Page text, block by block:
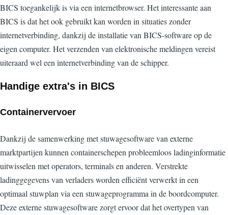
BICS toegankelijk is via een internetbrowser. Het interessante aan
BICS is dat het ook gebruikt kan worden in situaties zonder
internetverbinding, dankzij de installatie van BICS-software op de
eigen computer. Het verzenden van elektronische meldingen vereist
uiteraard wel een internetverbinding van de schipper.
Handige extra's in BICS
Containervervoer
Dankzij de samenwerking met stuwagesoftware van externe
marktpartijen kunnen containerschepen probleemloos ladinginformatie
uitwisselen met operators, terminals en anderen. Verstrekte
ladinggegevens van verladers worden efficiënt verwerkt in een
optimaal stuwplan via een stuwageprogramma in de boordcomputer.
Deze externe stuwagesoftware zorgt ervoor dat het overtypen van